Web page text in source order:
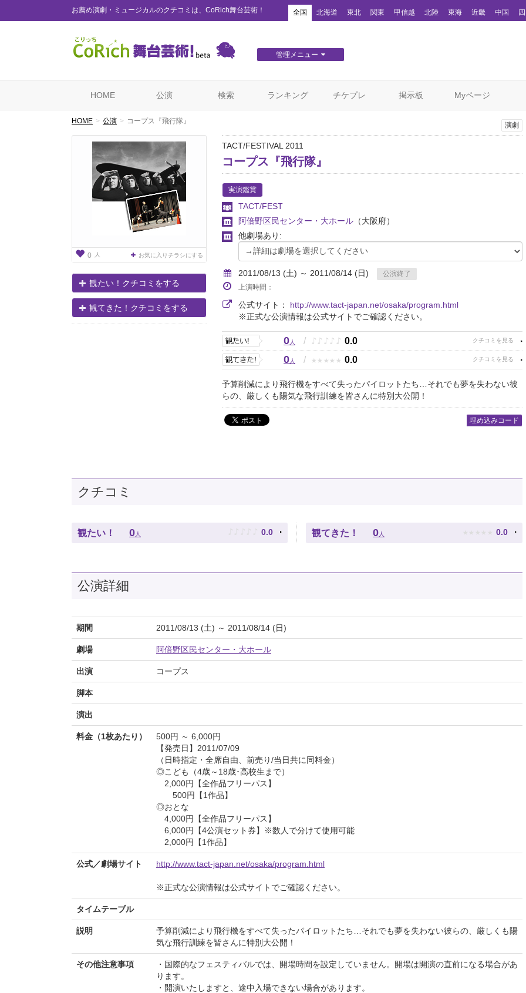
お薦め演劇・ミュージカルのクチコミは、CoRich舞台芸術！ 全国 北海道 東北 関東 甲信越 北陸 東海 近畿 中国
管理メニュー
HOME 公演 検索 ランキング チケプレ 掲示板 Myページ
HOME 公演 コープス『飛行隊』
0 人 お気に入りチラシにする
観たい！クチコミをする
観てきた！クチコミをする
演劇
TACT/FESTIVAL 2011
コープス『飛行隊』
実演鑑賞
TACT/FEST
阿倍野区民センター・大ホール （大阪府）
他劇場あり:
2011/08/13 (土) ～ 2011/08/14 (日)
公演終了
上演時間：
公式サイト： http://www.tact-japan.net/osaka/program.html
※正式な公演情報は公式サイトでご確認ください。
0人 / ♪ ♪ ♪ ♪ ♪ 0.0
0人 / ★ ★ ★ ★ ★ 0.0
予算削減により飛行機をすべて失ったパイロットたち…それでも夢を失わない彼
らの、厳しくも陽気な飛行訓練を皆さんに特別大公開！
埋め込みコード
クチコミ
観たい！ 0 人 ♪ ♪ ♪ ♪ ♪ 0.0 観てきた！ 0 人 ★ ★ ★ ★ ★ 0.0
公演詳細
期間 2011/08/13 (土) ～ 2011/08/14 (日)
劇場 阿倍野区民センター・大ホール
出演 コープス
脚本
演出
料金（1枚あたり）
500円 ～ 6,000円
【発売日】2011/07/09
（日時指定・全席自由、前売り/当日共に同料金）
◎こども（4歳～18歳･高校生まで）
2,000円【全作品フリーパス】
500円【1作品】
◎おとな
4,000円【全作品フリーパス】
6,000円【4公演セット券】※数人で分けて使用可能
2,000円【1作品】
公式／劇場サイト http://www.tact-japan.net/osaka/program.html
※正式な公演情報は公式サイトでご確認ください。
タイムテーブル
説明
予算削減により飛行機をすべて失ったパイロットたち…それでも夢を失わない彼らの、厳しくも陽
気な飛行訓練を皆さんに特別大公開！
その他注意事項
・国際的なフェスティバルでは、開場時間を設定していません。開場は開演の直前になる場合があ
ります。
・開演いたしますと、途中入場できない場合があります。